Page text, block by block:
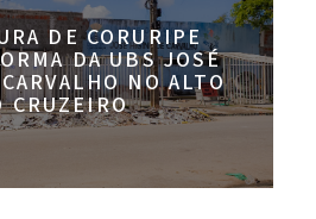
DE CORURIPE
DA UBS JOSÉ
NO ALTO
CRUZEIRO